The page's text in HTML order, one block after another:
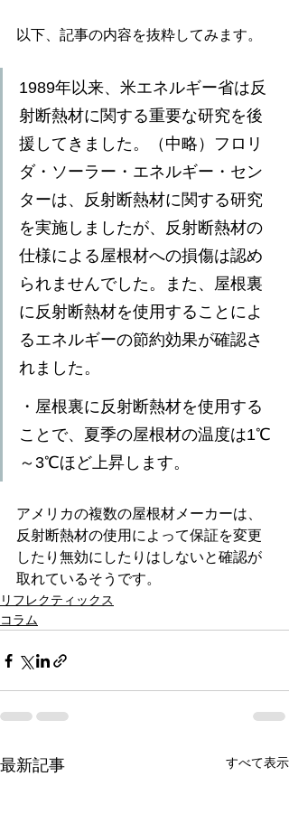
以下、記事の内容を抜粋してみます。
1989年以来、米エネルギー省は反
射断熱材に関する重要な研究を後
援してきました。（中略）フロリ
ダ・ソーラー・エネルギー・セン
ターは、反射断熱材に関する研究
を実施しましたが、反射断熱材の
仕様による屋根材への損傷は認め
られませんでした。また、屋根裏
に反射断熱材を使用することによ
るエネルギーの節約効果が確認さ
れました。
・屋根裏に反射断熱材を使用する
ことで、夏季の屋根材の温度は1℃
～3℃ほど上昇します。
アメリカの複数の屋根材メーカーは、
反射断熱材の使用によって保証を変更
したり無効にしたりはしないと確認が
取れているそうです。
リフレクティックス
コラム
最新記事 すべて表示